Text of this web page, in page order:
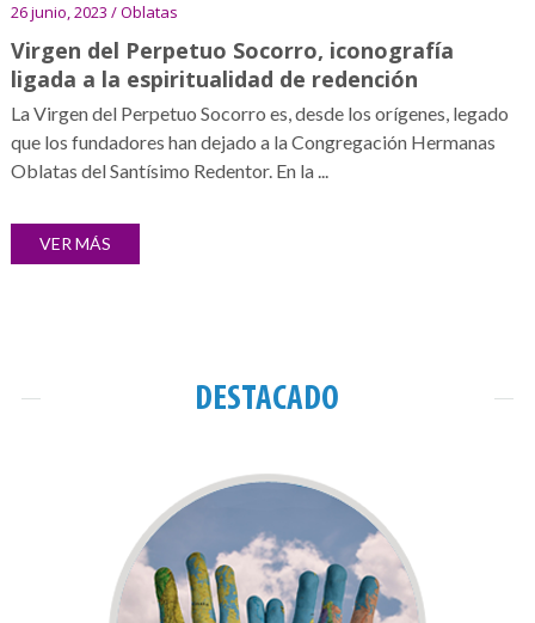
26 junio, 2023 / Oblatas
Virgen del Perpetuo Socorro, iconografía
ligada a la espiritualidad de redención
La Virgen del Perpetuo Socorro es, desde los orígenes, legado
que los fundadores han dejado a la Congregación Hermanas
Oblatas del Santísimo Redentor. En la ...
VER MÁS
DESTACADO